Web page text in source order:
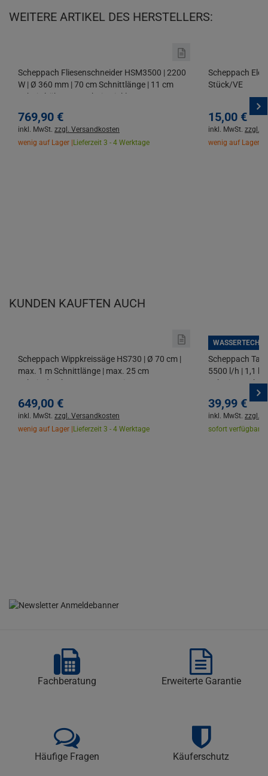
WEITERE ARTIKEL DES HERSTELLERS:
Scheppach Fliesenschneider HSM3500 | 2200
W | Ø 360 mm | 70 cm Schnittlänge | 11 cm
Schnitthöhe | 45° Schnitt | inkl.
769,90 €
inkl. MwSt. zzgl. Versandkosten
wenig auf Lager | Lieferzeit 3 - 4 Werktage
Scheppach
Stück/VE
15,00 €
inkl. MwSt. zzgl.
wenig auf Lager |
KUNDEN KAUFTEN AUCH
Scheppach Wippkreissäge HS730 | Ø 70 cm |
max. 1 m Schnittlänge | max. 25 cm
Schnittdurchmesser | Patentierte
649,00 €
inkl. MwSt. zzgl. Versandkosten
wenig auf Lager | Lieferzeit 3 - 4 Werktage
Scheppach
5500 l/h | 1,1
39,99 €
inkl. MwSt. zzgl.
sofort verfügbar |
Fachberatung Erweiterte Garantie
Häufige Fragen Käuferschutz